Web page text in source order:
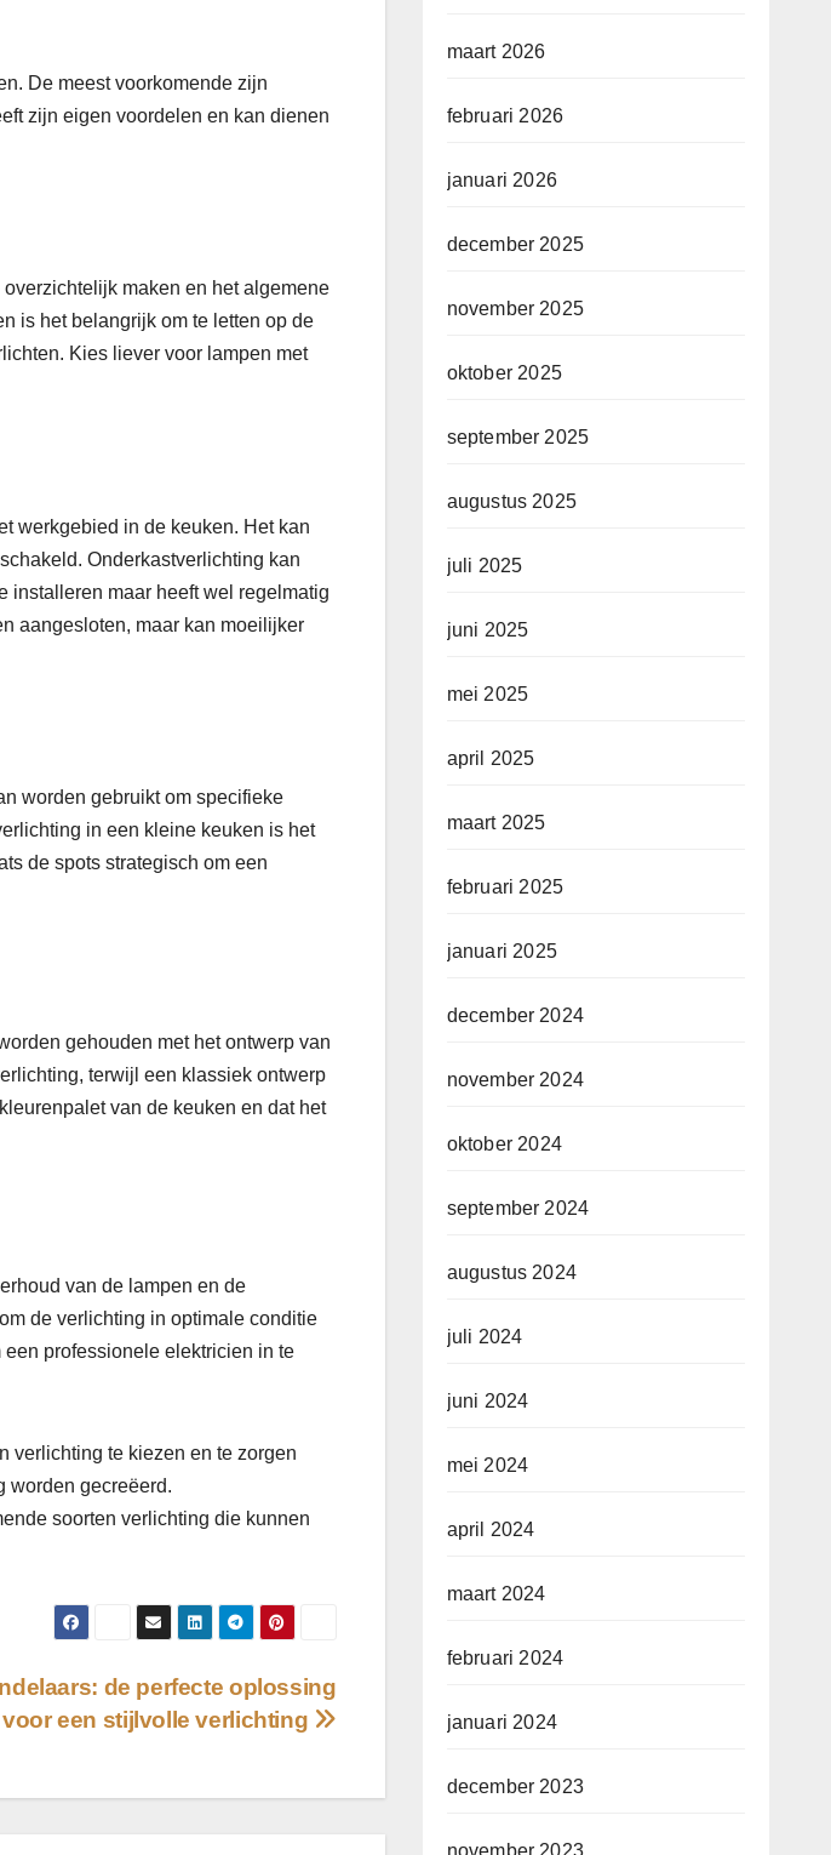
De meest voorkomende zijn
zijn eigen voordelen en kan dienen
maken en het algemene
is het belangrijk om te letten op de
Kies liever voor lampen met
werkgebied in de keuken. Het kan
Onderkastverlichting kan
installeren maar heeft wel regelmatig
aangesloten, maar kan moeilijker
worden gebruikt om specifieke
in een kleine keuken is het
de spots strategisch om een
gehouden met het ontwerp van
terwijl een klassiek ontwerp
van de keuken en dat het
van de lampen en de
de verlichting in optimale conditie
​​professionele elektricien in te
verlichting te kiezen en te zorgen
worden gecreëerd.
soorten verlichting die kunnen
de perfecte oplossing
voor een stijlvolle verlichting
maart 2026
februari 2026
januari 2026
december 2025
november 2025
oktober 2025
september 2025
augustus 2025
juli 2025
juni 2025
mei 2025
april 2025
maart 2025
februari 2025
januari 2025
december 2024
november 2024
oktober 2024
september 2024
augustus 2024
juli 2024
juni 2024
mei 2024
april 2024
maart 2024
februari 2024
januari 2024
december 2023
november 2023